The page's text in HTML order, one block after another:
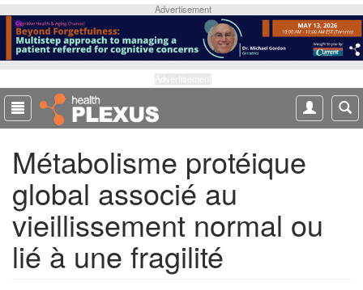
p
o
m
a
Advertisement
Métabolisme protéique
global associé au
vieillissement normal ou
lié à une fragilité